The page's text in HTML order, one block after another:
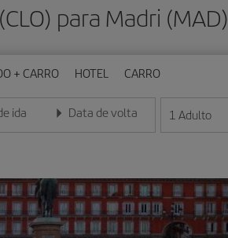
para Madri (MAD)
+ CARRO HOTEL CARRO
ida
no formato dia/mês/ano
Data de volta
Insira a data no formato dia/mês/ano
1 Adulto